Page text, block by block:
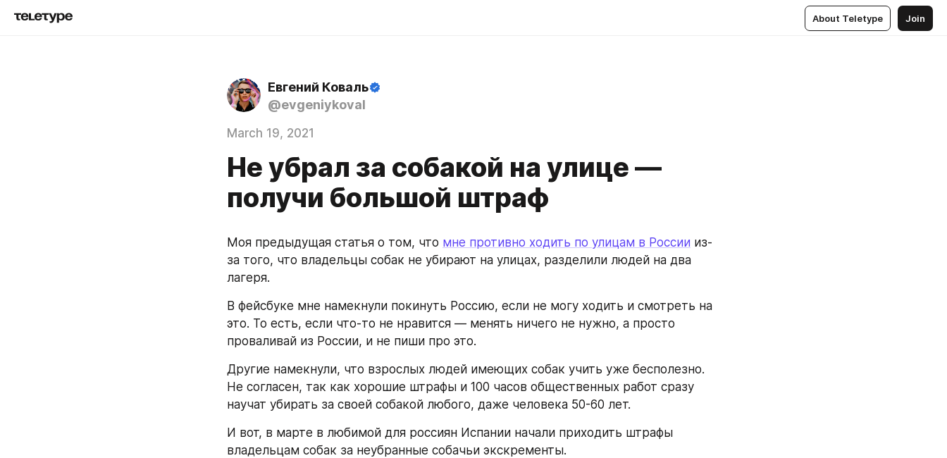
About Teletype Join
Евгений Коваль
@evgeniykoval
March 19, 2021
Не убрал за собакой на улице —
получи большой штраф
Моя предыдущая статья о том, что мне противно ходить по улицам в России из-
за того, что владельцы собак не убирают на улицах, разделили людей на два
лагеря.
В фейсбуке мне намекнули покинуть Россию, если не могу ходить и смотреть на
это. То есть, если что-то не нравится — менять ничего не нужно, а просто
проваливай из России, и не пиши про это.
Другие намекнули, что взрослых людей имеющих собак учить уже бесполезно.
Не согласен, так как хорошие штрафы и 100 часов общественных работ сразу
научат убирать за своей собакой любого, даже человека 50-60 лет.
И вот, в марте в любимой для россиян Испании начали приходить штрафы
владельцам собак за неубранные собачьи экскременты.